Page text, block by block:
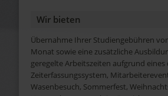
Wir bieten
Übernahme Ihrer Studiengebühren
Monat sowie eine zusätzliche
geregelte Arbeitszeiten aufgrund eines
Zeiterfassungssystem,
Wasenbesuch, Sommerfest,